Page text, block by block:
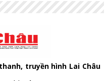
truyền hình Lai Châu